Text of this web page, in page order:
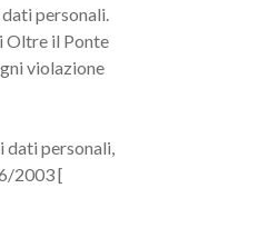
personali.
Oltre il Ponte
violazione
dati personali,
2003 [